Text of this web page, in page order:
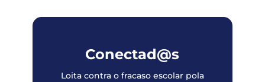
Conectad@s
Loita contra o fracaso escolar pola